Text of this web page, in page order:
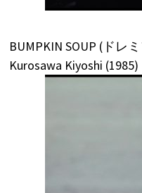
BUMPKIN SOUP (ドレ
Kurosawa Kiyoshi (1985)